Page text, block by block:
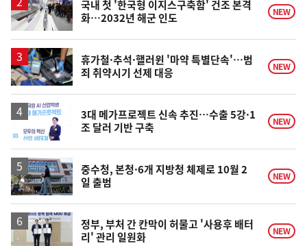
국내 첫 '한국형 이지스구축함' 건조 본격
화…2032년 해군 인도
NEW
휴가철·추석·핼러윈 '마약 특별단속'…범
죄 취약시기 선제 대응
NEW
3대 메가프로젝트 신속 추진…수출 5강·1
조 달러 기반 구축
NEW
중수청, 본청·6개 지방청 체제로 10월 2
일 출범
NEW
정부, 부처 간 칸막이 허물고 '사용후 배터
리' 관리 일원화
NEW